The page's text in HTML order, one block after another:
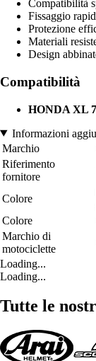
Compatibilità
Fissaggio
Protezione
Materiali
Design
Compatibilità
HONDA XL
Informazioni
Marchio
Riferimento
fornitore
Colore
Colore
Marchio di
motociclette
Loading...
Loading...
Tutte le